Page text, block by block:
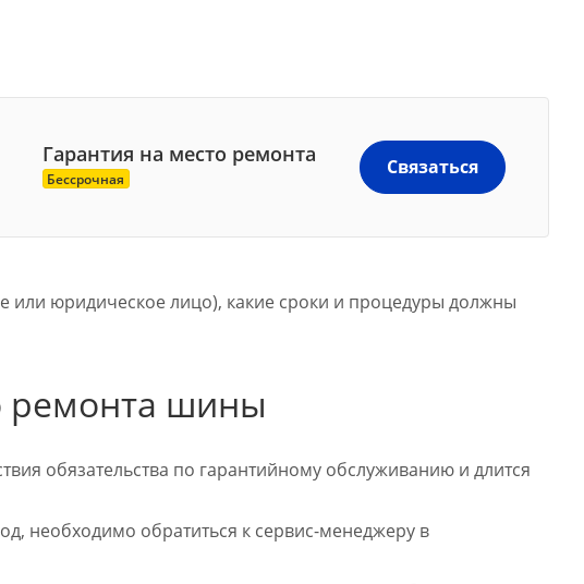
Гарантия на место ремонта
Бессрочная Связаться
юридическое лицо), какие сроки и процедуры должны
ремонта шины
обязательства по гарантийному обслуживанию и длится
необходимо обратиться к сервис-менеджеру в